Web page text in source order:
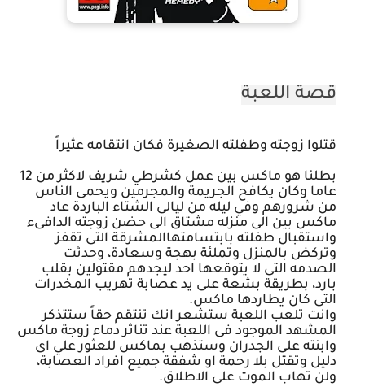
قصة اللعبة
قتلوا زوجته وطفلته الصغيرة فكان انتقامه عثيراً
بطلنا هو ماكس بين عمل كشرطي شريف لاكثر من 12
عاما وكان يكافح الجريمة والمجرمين ويحمى الناس
من شرورهم وفي ليله من ليالى الشتاء الباردة عاد
ماكس بين الى منزله مشتاق الى حضن زوجته الدافىء
واستقبال طفلته بابتسامتهاالمشرقة التى تقفز
وتركض بالمنزل وتملئة بهجة وسعادة، وحدثت
الصدمه التى لا يتوقعها احد ليجدهم مقتولين بقلب
بارد، بطريقة بشعة على يد عصابة تهريب المخدرات
التى كان يطاردها ماكس.
وانت تلعب اللعبة ستشعر انك تنتقم حقاً ستتذكر
المشهد الموجود فى اللعبة عند تناثر دماء زوجة ماكس
وابنته على الجدران وستذهب بماكس للعثور علي اى
دليل وتقتل بلا رحمة او شفقة جميع افراد العصابة،
ولن تهاب الموت على الاطلاق.